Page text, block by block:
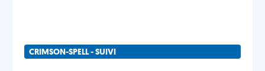
CRIMSON-SPELL - SUIVI